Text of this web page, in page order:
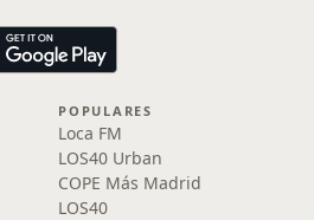
POPULARES
Loca FM
LOS40 Urban
COPE Más Madrid
LOS40